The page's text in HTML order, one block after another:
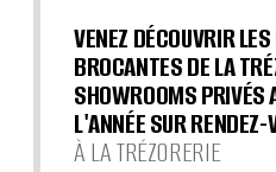
VENEZ DÉCOUVRIR
BROCANTES DE LA
SHOWROOMS PRIVÉS
L'ANNÉE SUR RENDEZ-
À LA TRÉZORERIE